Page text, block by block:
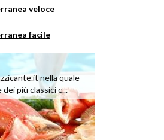
veloce
facile
nella quale
più classici c...